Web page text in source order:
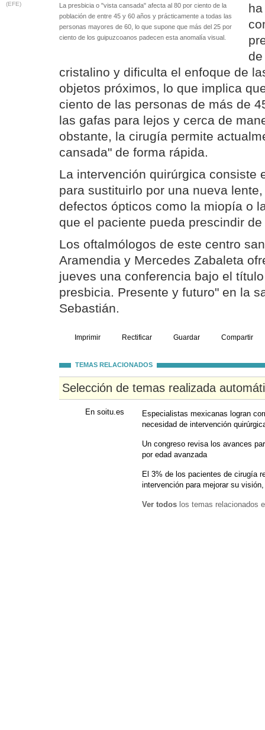
(EFE)
La presbicia o "vista cansada" afecta al 80 por ciento de la
población de entre 45 y 60 años y prácticamente a todas las
personas mayores de 60, lo que supone que más del 25 por
ciento de los guipuzcoanos padecen esta anomalía visual.
cristalino y dificulta el enfoque de
objetos próximos, lo que implica
ciento de las personas de más de
las gafas para lejos y cerca de
obstante, la cirugía permite
cansada" de forma rápida.
La intervención quirúrgica consiste
para sustituirlo por una nueva
defectos ópticos como la miopía o
que el paciente pueda prescindir
Los oftalmólogos de este centro
Aramendia y Mercedes Zabaleta
jueves una conferencia bajo el
presbicia. Presente y futuro" en la
Sebastián.
Imprimir Rectificar Guardar Compartir
TEMAS RELACIONADOS
Selección de temas realizada
En soitu.es
Especialistas mexicanas logran
necesidad de intervención
Un congreso revisa los avances
por edad avanzada
El 3% de los pacientes de cirugía
intervención para mejorar su
Ver todos los temas relacionados